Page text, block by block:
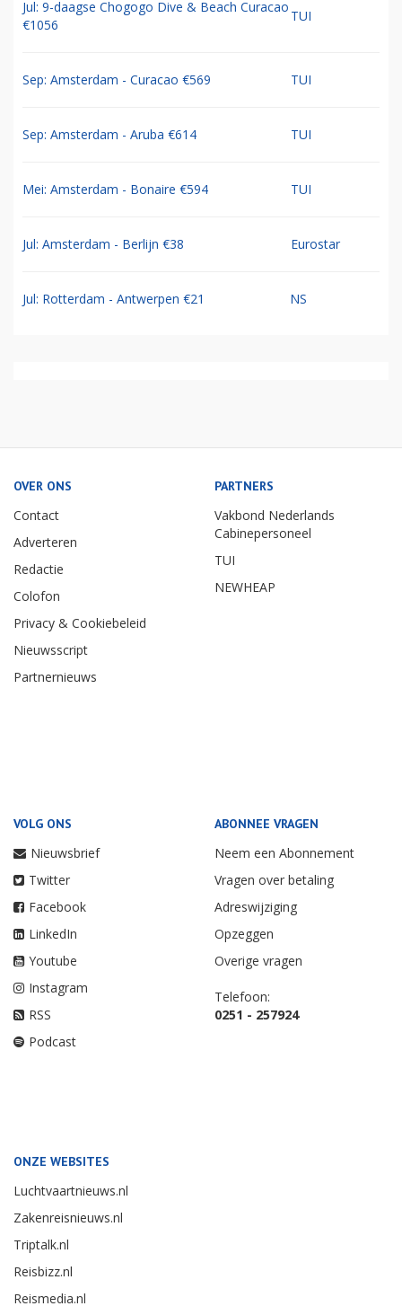
Jul: 9-daagse Chogogo Dive & Beach Curacao
€1056
TUI
Sep: Amsterdam - Curacao €569 TUI
Sep: Amsterdam - Aruba €614 TUI
Mei: Amsterdam - Bonaire €594 TUI
Jul: Amsterdam - Berlijn €38 Eurostar
Jul: Rotterdam - Antwerpen €21 NS
OVER ONS
Contact
Adverteren
Redactie
Colofon
Privacy & Cookiebeleid
Nieuwsscript
Partnernieuws
PARTNERS
Vakbond Nederlands
Cabinepersoneel
TUI
NEWHEAP
VOLG ONS
Nieuwsbrief
Twitter
Facebook
LinkedIn
Youtube
Instagram
RSS
Podcast
ABONNEE VRAGEN
Neem een Abonnement
Vragen over betaling
Adreswijziging
Opzeggen
Overige vragen
Telefoon:
0251 - 257924
ONZE WEBSITES
Luchtvaartnieuws.nl
Zakenreisnieuws.nl
Triptalk.nl
Reisbizz.nl
Reismedia.nl